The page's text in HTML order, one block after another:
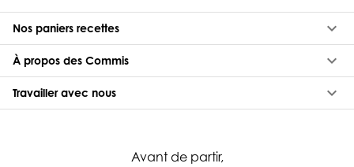
Nos paniers recettes keyboard_arrow_down
À propos des Commis keyboard_arrow_down
Travailler avec nous keyboard_arrow_down
Avant de partir,